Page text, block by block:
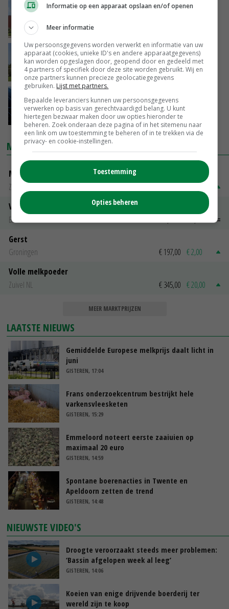
Subsidie op pelletkachel en biomassaketel
13-11-2019
Oproep uit Kamer voor steun aan kleine
windmolens
06-03-2019
Drenthe vraagt Wiebes om regie op
zonnestroom
01-02-2019
MARKTPRIJZEN
Magere melkpoeder
Zuivel NL
Vleeskuikens 2001-2600 gr
Barneveld
€ 1,09~ € 1,11
Gerst
Groningen
€ 197,00 € 2,00
Volle melkpoeder
Zuivel NL
€ 345,00 € 20,00
MEER MARKTPRIJZEN
LAATSTE NIEUWS
Gemiddelde Europese melkprijs daalt licht in
juni
GISTEREN, 17:04
Frans onderzoekcentrum bestrijkt hele
varkensvleesketen
GISTEREN, 15:29
Emmeloord noteert eerste zaaiuien op
maximaal 20 euro
GISTEREN, 14:59
Spontane boerenacties in Twente en
Apeldoorn zetten de trend
GISTEREN, 14:48
NIEUWSTE VIDEO'S
Droogte veroorzaakt steeds meer problemen:
‘Bassin afgelopen week al leeg’
GISTEREN, 14:06
Koeien van enige drijvende boerderij ter
wereld zijn te koop
Informatie op een apparaat opslaan en/of openen
Meer informatie
Uw persoonsgegevens worden verwerkt en informatie van uw
apparaat (cookies, unieke ID's en andere apparaatgegevens)
kan worden opgeslagen door, geopend door en gedeeld met
4 partners of specifiek door deze site worden gebruikt. Wij en
onze partners kunnen precieze geolocatiegegevens
gebruiken. Lijst met partners.
Bepaalde leveranciers kunnen uw persoonsgegevens
verwerken op basis van gerechtvaardigd belang. U kunt
hiertegen bezwaar maken door uw opties hieronder te
beheren. Zoek onderaan deze pagina of in het sitemenu naar
een link om uw toestemming te beheren of in te trekken via de
privacy- en cookie-instellingen.
Toestemming
Opties beheren